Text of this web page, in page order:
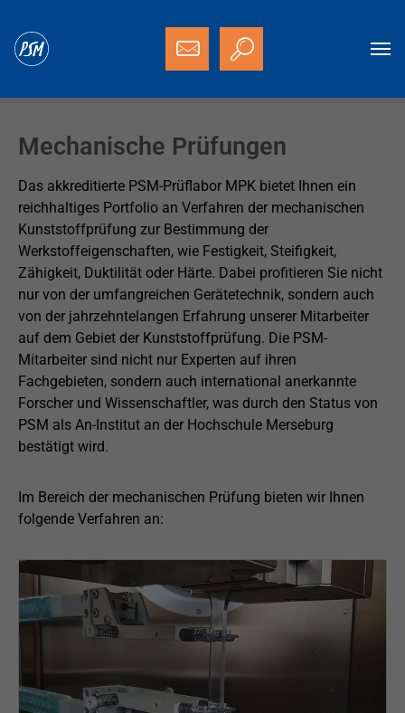
Zum Hauptinhalt springen
Mechanische Prüfungen
Das akkreditierte PSM-Prüflabor MPK bietet Ihnen ein
reichhaltiges Portfolio an Verfahren der mechanischen
Kunststoffprüfung zur Bestimmung der
Werkstoffeigenschaften, wie Festigkeit, Steifigkeit,
Zähigkeit, Duktilität oder Härte. Dabei profitieren Sie nicht
nur von der umfangreichen Gerätetechnik, sondern auch
von der jahrzehntelangen Erfahrung unserer Mitarbeiter
auf dem Gebiet der Kunststoffprüfung. Die PSM-
Mitarbeiter sind nicht nur Experten auf ihren
Fachgebieten, sondern auch international anerkannte
Forscher und Wissenschaftler, was durch den Status von
PSM als An-Institut an der Hochschule Merseburg
bestätigt wird.
Im Bereich der mechanischen Prüfung bieten wir Ihnen
folgende Verfahren an: